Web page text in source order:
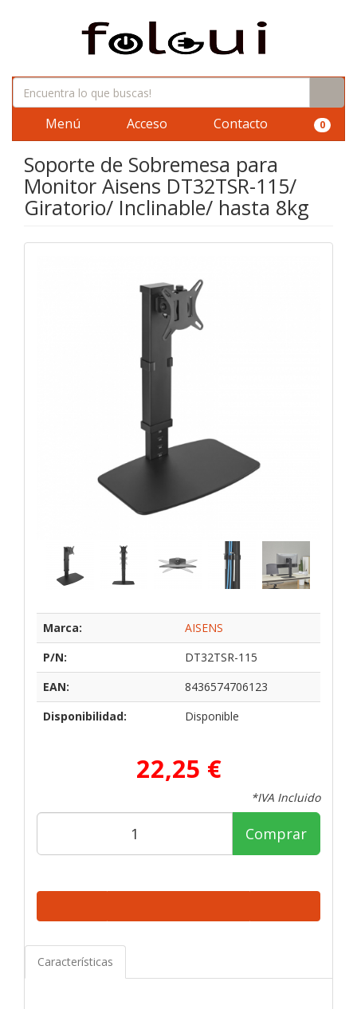
Menú Acceso Contacto 0
Soporte de Sobremesa para
Monitor Aisens DT32TSR-115/
Giratorio/ Inclinable/ hasta 8kg
Marca:
AISENS
P/N:
DT32TSR-115
EAN:
8436574706123
Disponibilidad:
Disponible
22,25 €
*IVA Incluido
Comprar
Características